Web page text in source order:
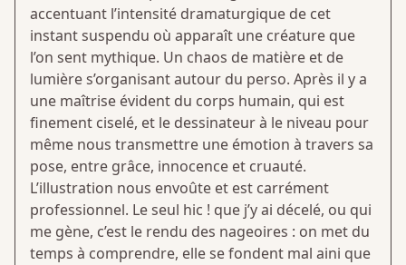
accentuant l’intensité dramaturgique de cet
instant suspendu où apparaît une créature que
l’on sent mythique. Un chaos de matière et de
lumière s’organisant autour du perso. Après il y a
une maîtrise évident du corps humain, qui est
finement ciselé, et le dessinateur à le niveau pour
même nous transmettre une émotion à travers sa
pose, entre grâce, innocence et cruauté.
L’illustration nous envoûte et est carrément
professionnel. Le seul hic ! que j’y ai décelé, ou qui
me gène, c’est le rendu des nageoires : on met du
temps à comprendre, elle se fondent mal aini que